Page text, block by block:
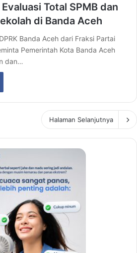
Total SPMB dan
di Banda Aceh
Banda Aceh dari Fraksi Partai
Pemerintah Kota Banda Aceh
dan…
Halaman Selanjutnya